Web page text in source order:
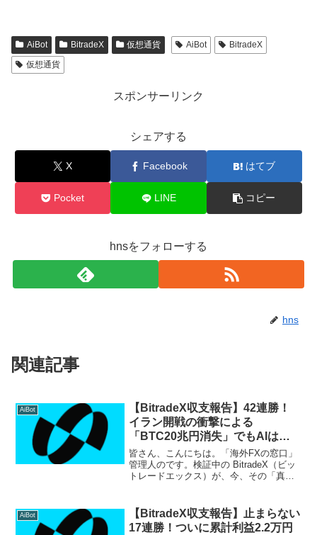
AiBot BitradeX 仮想通貨 AiBot
BitradeX
仮想通貨
スポンサーリンク
シェアする
X Facebook はてブ
Pocket LINE コピー
hnsをフォローする
hns
関連記事
AiBot
【BitradeX収支報告】42連勝！
イラン開戦の衝撃による
「BTC20兆円消失」でもAIは無
傷。累計12.8万円突破
皆さん、こんにちは。「海外FXの窓口」
管理人のです。検証中の BitradeX（ビッ
トレードエックス）が、今、その「真
の負けもないまま 42日間連続プラス収益
を更...
AiBot
【BitradeX収支報告】止まらない
17連勝！ついに累計利益2.2万円